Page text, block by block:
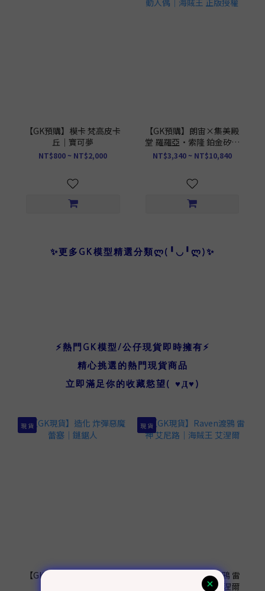
【GK預購】模卡 梵高皮卡
丘｜寶可夢
NT$800 ~ NT$2,000
【GK預購】朗宙×集美殿
堂 羅羅亞·索隆 鉑金矽膠
可動人偶｜海賊王 正版授
NT$3,340 ~ NT$10,840
✨更多GK模型精選分類Ლ(╹◡╹Ლ)✨
⚡熱門GK模型/公仔現貨即時擁有⚡
精心挑選的熱門現貨商品
立即滿足你的收藏慾望( ♥Д♥)
現 貨
【GK現貨】造化 炸彈惡魔
現 貨
【GK現貨】Raven渡鴉 雷
神 艾尼路｜海賊王 艾涅爾